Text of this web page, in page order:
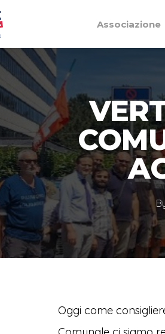
Associazione
Oggi come